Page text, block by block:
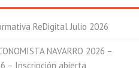
ReDigital Julio 2026
NAVARRO 2026 –
– Inscripción abierta